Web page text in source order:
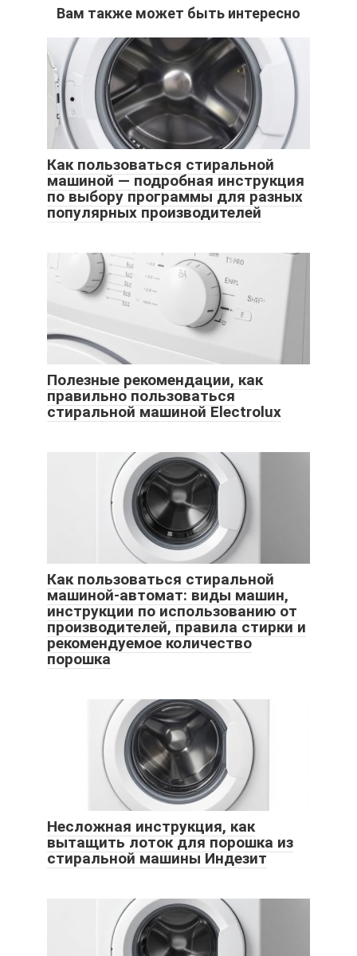
Вам также может быть интересно
Как пользоваться стиральной
машиной — подробная инструкция
по выбору программы для разных
популярных производителей
Полезные рекомендации, как
правильно пользоваться
стиральной машиной Electrolux
Как пользоваться стиральной
машиной-автомат: виды машин,
инструкции по использованию от
производителей, правила стирки и
рекомендуемое количество
порошка
Несложная инструкция, как
вытащить лоток для порошка из
стиральной машины Индезит